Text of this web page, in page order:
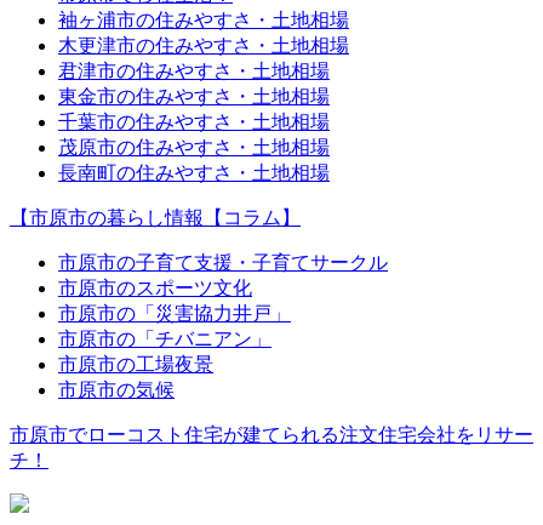
袖ヶ浦市の住みやすさ・土地相場
木更津市の住みやすさ・土地相場
君津市の住みやすさ・土地相場
東金市の住みやすさ・土地相場
千葉市の住みやすさ・土地相場
茂原市の住みやすさ・土地相場
長南町の住みやすさ・土地相場
【市原市の暮らし情報【コラム】
市原市の子育て支援・子育てサークル
市原市のスポーツ文化
市原市の「災害協力井戸」
市原市の「チバニアン」
市原市の工場夜景
市原市の気候
市原市でローコスト住宅が建てられる注文住宅会社をリサー
チ！